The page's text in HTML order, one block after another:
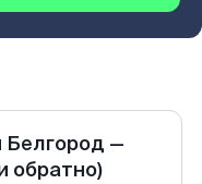
Белгород —
обратно)